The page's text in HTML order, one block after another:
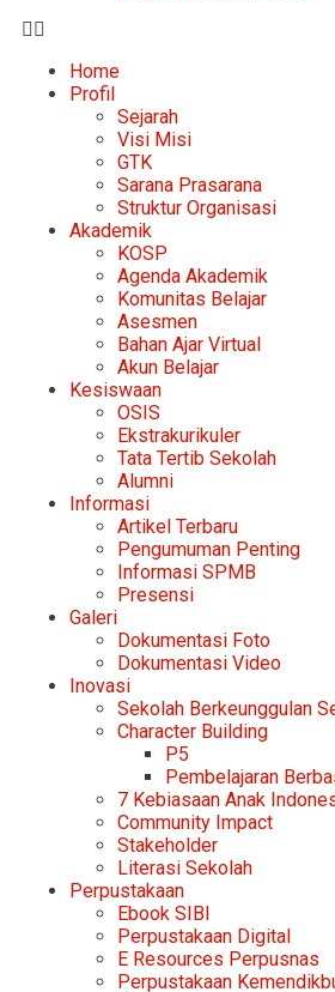
Home
Profil
Sejarah
Visi Misi
GTK
Sarana Prasarana
Struktur Organisasi
Akademik
KOSP
Agenda Akademik
Komunitas Belajar
Asesmen
Bahan Ajar Virtual
Akun Belajar
Kesiswaan
OSIS
Ekstrakurikuler
Tata Tertib Sekolah
Alumni
Informasi
Artikel Terbaru
Pengumuman Penting
Informasi SPMB
Presensi
Galeri
Dokumentasi Foto
Dokumentasi Video
Inovasi
Sekolah Berkeunggulan
Character Building
P5
Pembelajaran
7 Kebiasaan Anak
Community Impact
Stakeholder
Literasi Sekolah
Perpustakaan
Ebook SIBI
Perpustakaan Digital
E Resources Perpusnas
Perpustakaan